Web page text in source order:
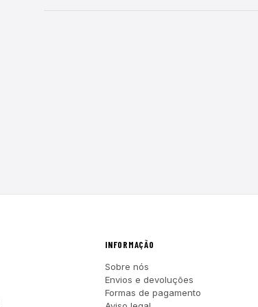
INFORMAÇÃO
Sobre nós
Envios e devoluções
Formas de pagamento